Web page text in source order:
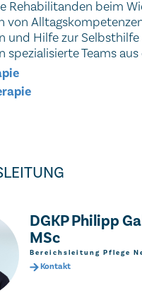
Rehabilitanden beim
von
und Hilfe zur Selbsthilfe
spezialisierte Teams
DGKP Philipp
MSc
Bereichsleitung Pflege
Kontakt